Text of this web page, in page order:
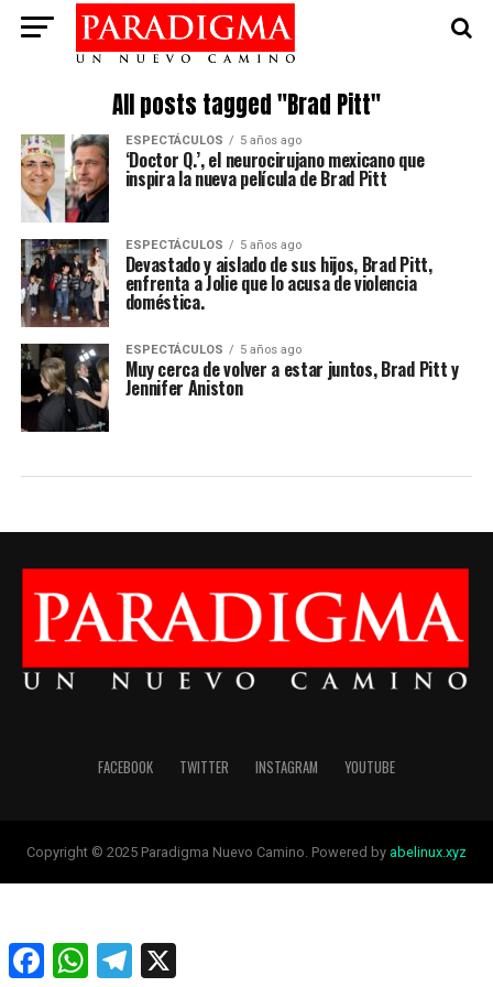
All posts tagged "Brad Pitt"
ESPECTÁCULOS 5 años ago
‘Doctor Q.’, el neurocirujano mexicano que
inspira la nueva película de Brad Pitt
ESPECTÁCULOS 5 años ago
Devastado y aislado de sus hijos, Brad Pitt,
enfrenta a Jolie que lo acusa de violencia
doméstica.
ESPECTÁCULOS 5 años ago
Muy cerca de volver a estar juntos, Brad Pitt y
Jennifer Aniston
FACEBOOK TWITTER INSTAGRAM YOUTUBE
Copyright © 2025 Paradigma Nuevo Camino. Powered by abelinux.xyz
FacebookWhatsAppTelegram